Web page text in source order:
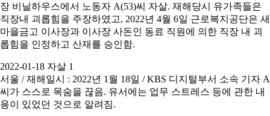
장 비닐하우스에서 노동자 A(53)씨 자살. 재해당시 유가족들은
직장내 괴롭힘을 주장하였고, 2022년 4월 6일 근로복지공단은 새
마을금고 이사장과 이사장 사돈인 동료 직원에 의한 직장 내 괴
롭힘을 인정하고 산재를 승인함.
2022-01-18 자살 1
서울 / 재해일시 : 2022년 1월 18일 / KBS 디지털부서 소속 기자 A
씨가 스스로 목숨을 끊음. 유서에는 업무 스트레스 등에 관한 내
용이 있었던 것으로 알려짐.